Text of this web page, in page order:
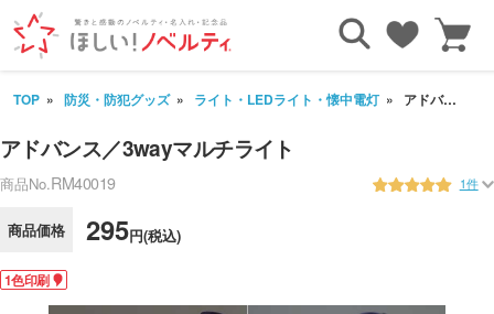
TOP 防災・防犯グッズ ライト・LEDライト・懐中電灯 アドバンス／3wayマルチライト
アドバンス／3wayマルチライト
商品No.RM40019 1件
商品価格 295円(税込)
1色印刷